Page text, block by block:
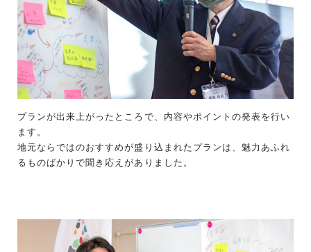
プランが出来上がったところで、内容やポイントの発表を行い
ます。
地元ならではのおすすめが盛り込まれたプランは、魅力あふれ
るものばかりで聞き応えがありました。